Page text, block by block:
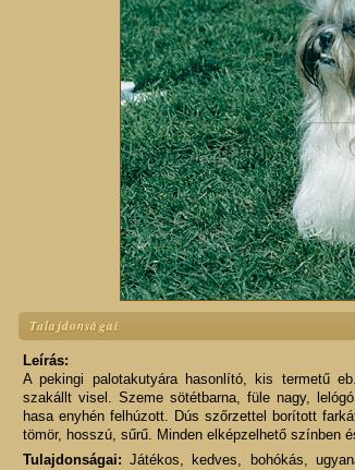
Tulajdonságai
Leírás:
A pekingi palotakutyára hasonlító, kis termetű
szakállt visel. Szeme sötétbarna, füle nagy,
hasa enyhén felhúzott. Dús szőrzettel borított
tömör, hosszú, sűrű. Minden elképzelhető színben
Tulajdonságai: Játékos, kedves, bohókás,